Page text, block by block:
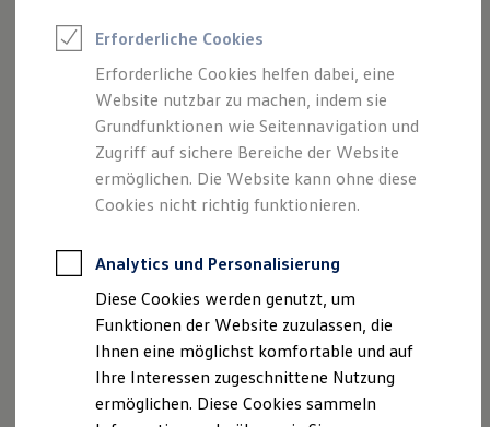
Digitaler Marktplatz
Kauf & Finanzierung
Online-Fahrzeugbewertung
Aktionen & Angebote
E-Auto-Förderung
Für Privatkunden
Für Gewerbekunden
Profi Paket
TopDeal
Zertifizierte Gebrauchtwagen
Für Privatkunden
Für Gewerbekunden
Leasing
Für Privatkunden
Für Gewerbekunden
Versicherungen & Garantien
Garantien
ebenfalls zur Wahl. Zusätzlich bieten die Sitze mit
Mikrovlies- oder Lederausstattung eine 4-Wege-
Kopfstützenfunktion, die für noch mehr Entspannung und
Komfort sorgt.
Nutzungsbedingungen
Lizenzhinweise Dritter
Angaben zum Digital Service Act (DSA)
EU Data Act
Produktsicherheitsinformationen
Rückrufe
Vorschriften
Händlersuche
Newsletter
VERTRAG WIDERRUFEN
Erforderliche Cookies
Erforderliche Cookies helfen dabei, eine
Website nutzbar zu machen, indem sie
Grundfunktionen wie Seitennavigation und
Zugriff auf sichere Bereiche der Website
ermöglichen. Die Website kann ohne diese
Cookies nicht richtig funktionieren.
Analytics und Personalisierung
Diese Cookies werden genutzt, um
Funktionen der Website zuzulassen, die
Ihnen eine möglichst komfortable und auf
Ihre Interessen zugeschnittene Nutzung
ermöglichen. Diese Cookies sammeln